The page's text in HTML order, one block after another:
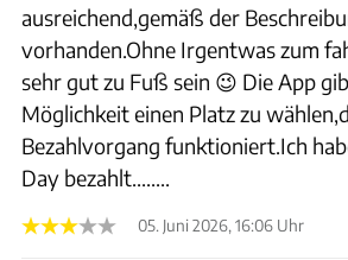
ausreichend,gemäß der
vorhanden.Ohne Irgentwas zum
sehr gut zu Fuß sein 😉 Die App
Möglichkeit einen Platz zu
Bezahlvorgang funktioniert.Ich
Day bezahlt........
05. Juni 2026, 16:06 Uhr